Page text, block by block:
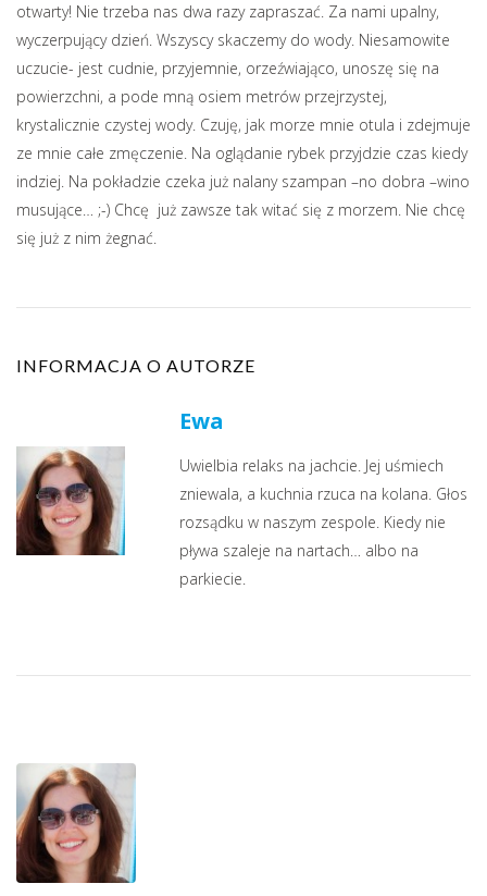
otwarty! Nie trzeba nas dwa razy zapraszać. Za nami upalny,
wyczerpujący dzień. Wszyscy skaczemy do wody. Niesamowite
uczucie- jest cudnie, przyjemnie, orzeźwiająco, unoszę się na
powierzchni, a pode mną osiem metrów przejrzystej,
krystalicznie czystej wody. Czuję, jak morze mnie otula i zdejmuje
ze mnie całe zmęczenie. Na oglądanie rybek przyjdzie czas kiedy
indziej. Na pokładzie czeka już nalany szampan –no dobra –wino
musujące… ;-) Chcę już zawsze tak witać się z morzem. Nie chcę
się już z nim żegnać.
INFORMACJA O AUTORZE
Ewa
Uwielbia relaks na jachcie. Jej uśmiech
zniewala, a kuchnia rzuca na kolana. Głos
rozsądku w naszym zespole. Kiedy nie
pływa szaleje na nartach… albo na
parkiecie.